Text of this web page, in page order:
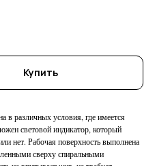
Купить
в различных условия, где имеется
световой индикатор, который
нет. Рабочая поверхность выполнена
сверху спиральными